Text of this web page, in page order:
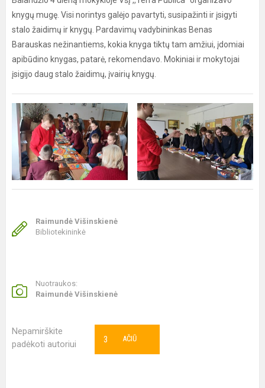
knygų mugę. Visi norintys galėjo pavartyti, susipažinti ir įsigyti
stalo žaidimų ir knygų. Pardavimų vadybininkas Benas
Barauskas nežinantiems, kokia knyga tiktų tam amžiui, įdomiai
apibūdino knygas, patarė, rekomendavo. Mokiniai ir mokytojai
įsigijo daug stalo žaidimų, įvairių knygų.
Raimundė Višinskienė
Bibliotekininkė
Nuotraukos:
Raimundė Višinskienė
Nepamirškite
padėkoti autoriui
AČIŪ
3